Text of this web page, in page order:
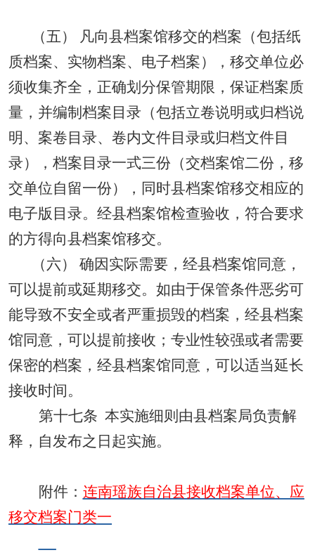
（五） 凡向县档案馆移交的档案（包括纸
质档案、实物档案、电子档案），移交单位必
须收集齐全，正确划分保管期限，保证档案质
量，并编制档案目录（包括立卷说明或归档说
明、案卷目录、卷内文件目录或归档文件目
录），档案目录一式三份（交档案馆二份，移
交单位自留一份），同时县档案馆移交相应的
电子版目录。经县档案馆检查验收，符合要求
的方得向县档案馆移交。
（六）
确因实际需要，经县档案馆同意，
可以提前或延期移交。如由于保管条件恶劣可
能导致不安全或者严重损毁的档案，经县档案
馆同意，可以提前接收；专业性较强或者需要
保密的档案，经县档案馆同意，可以适当延长
接收时间。
第十七条 本实施细则由县档案局负责解
释，自发布之日起实施。
附件： 连南瑶族自治县接收档案单位、应
移交档案门类一